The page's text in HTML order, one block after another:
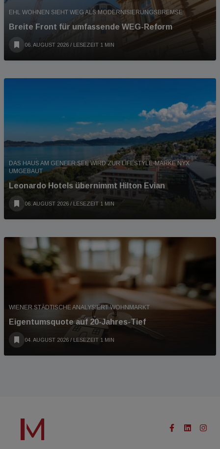
EHL WOHNEN SIEHT WEG ALS MODERNISIERUNGSBREMSE
Breite Front für umfassende WEG-Reform
06. AUGUST 2026 / LESEZEIT 1 MIN
DAS HAUS AM GENFER SEE WIRD ZUR LIFESTYLE-MARKE NYX
UMGEBAUT
Leonardo Hotels übernimmt Hilton Evian
06. AUGUST 2026 / LESEZEIT 1 MIN
WIENER STÄDTISCHE ANALYSIERT WOHNMARKT
Eigentumsquote auf 20-Jahres-Tief
04. AUGUST 2026 / LESEZEIT 1 MIN